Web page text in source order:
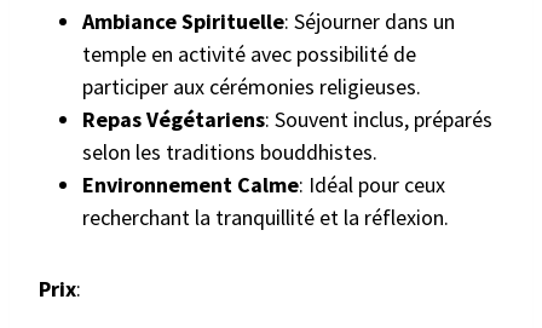
Ambiance Spirituelle: Séjourner dans un
temple en activité avec possibilité de
participer aux cérémonies religieuses.
Repas Végétariens: Souvent inclus, préparés
selon les traditions bouddhistes.
Environnement Calme: Idéal pour ceux
recherchant la tranquillité et la réflexion.
Prix: